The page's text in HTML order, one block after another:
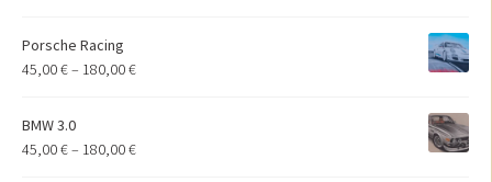
Porsche Racing
45,00€– 180,00€
BMW 3.0
45,00€– 180,00€